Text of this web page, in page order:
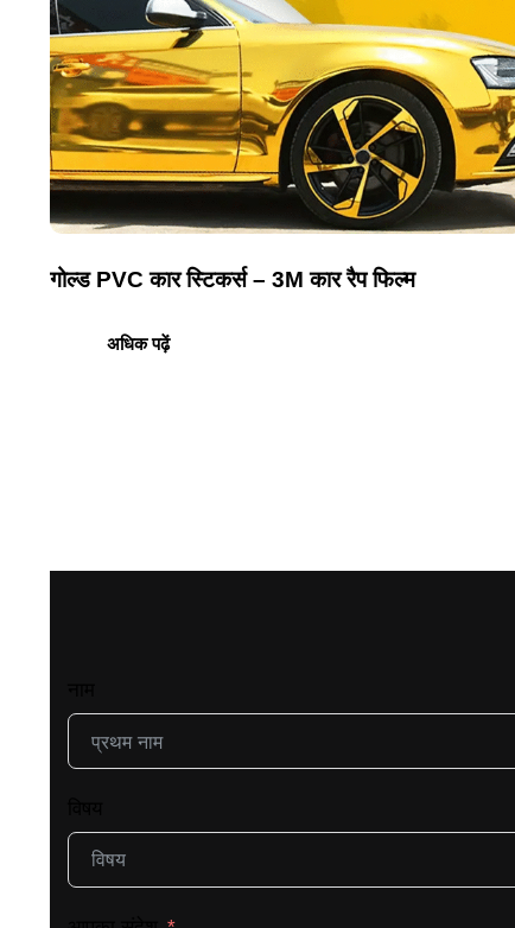
गोल्ड PVC कार स्टिकर्स – 3M कार रैप फिल्म
अधिक पढ़ें